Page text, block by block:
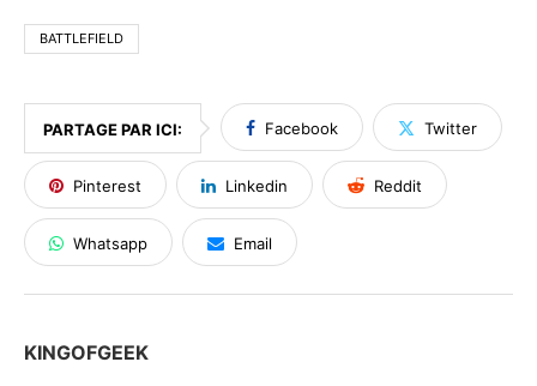
BATTLEFIELD
PARTAGE PAR ICI: Facebook Twitter
Pinterest Linkedin Reddit
Whatsapp Email
KINGOFGEEK